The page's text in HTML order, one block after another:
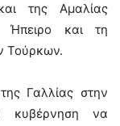
της Αμαλίας
Ήπειρο και τη
Τούρκων.
Γαλλίας στην
κυβέρνηση να